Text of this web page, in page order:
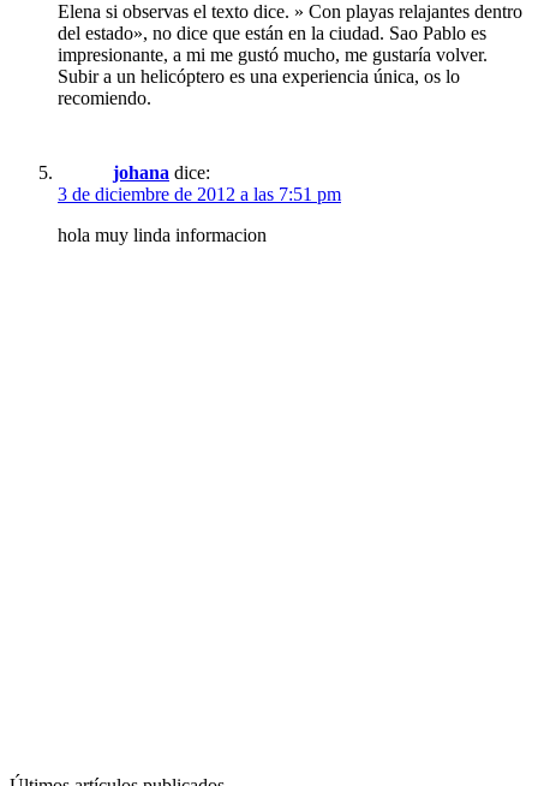
Elena si observas el texto dice. » Con playas relajantes dentro
del estado», no dice que están en la ciudad. Sao Pablo es
impresionante, a mi me gustó mucho, me gustaría volver.
Subir a un helicóptero es una experiencia única, os lo
recomiendo.
johana dice:
3 de diciembre de 2012 a las 7:51 pm
hola muy linda informacion